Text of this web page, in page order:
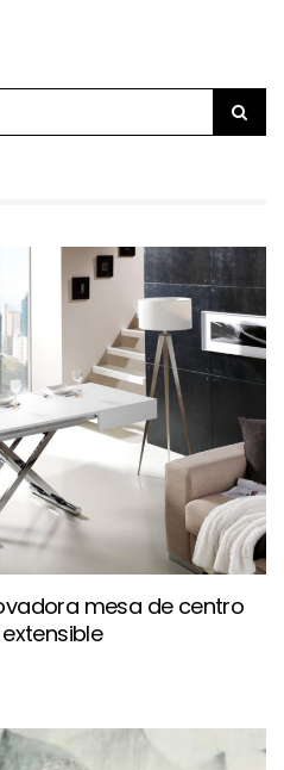
mesa de centro